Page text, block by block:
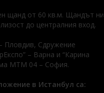
щанд от 60 кв.м. Щандът ни
до централния вход.
Пловдив, Сдружение
– Варна и “Карина
MTM 04 – София.
в Истанбул са: